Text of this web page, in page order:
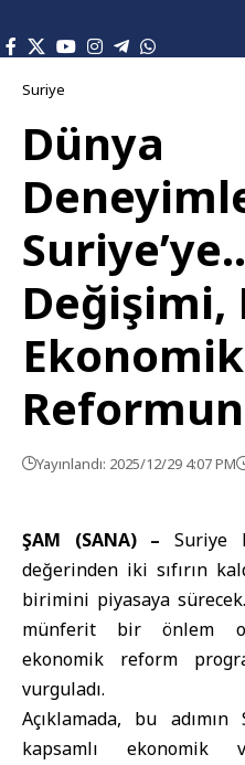
Suriye
Dünya
Değişimi,
Ekonomik
Reformun
Yayınlandı: 2025/12/29 4:07 PM
ŞAM (SANA) – Suriye
değerinden iki sıfırın
birimini piyasaya
münferit bir önlem
ekonomik reform
vurguladı.
Açıklamada, bu
kapsamlı ekonomik